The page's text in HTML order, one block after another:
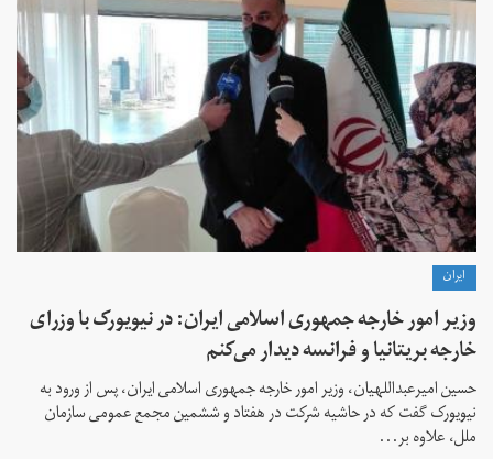
ايران
وزیر امور خارجه جمهوری اسلامی ایران: در نیویورک با وزرای
خارجه بریتانیا و فرانسه دیدار می‌کنم
حسین امیرعبداللهیان، وزیر امور خارجه جمهوری اسلامی ایران، پس از ورود به
نیویورک گفت که در حاشیه شرکت در هفتاد و ششمین مجمع عمومی سازمان
ملل، علاوه بر...